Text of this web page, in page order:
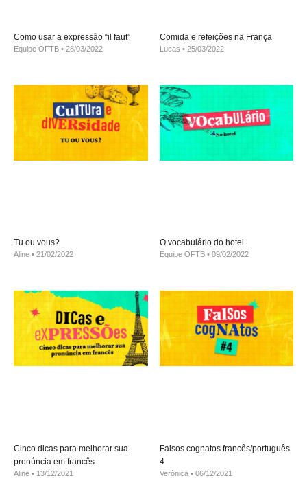
Como usar a expressão “il faut”
Equipe OFTB 28/03/2022
Comida e refeições na França
Lucas 25/03/2022
Tu ou vous?
Aline 21/02/2022
O vocabulário do hotel
Equipe OFTB 09/02/2022
Cinco dicas para melhorar sua
pronúncia em francês
Aline 13/12/2021
Falsos cognatos francês/português
4
Verônica 06/12/2021